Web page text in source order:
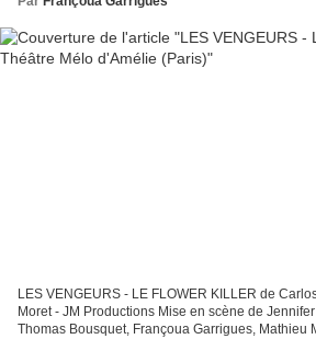
LES VENGEURS - LE FLOWER KILLER de
Moret - JM Productions Mise en scène de
Thomas Bousquet, Françoua Garrigues, Mathieu